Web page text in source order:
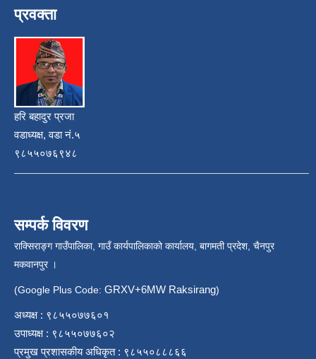
प्रवक्ता
हरि बहादुर प्रजा
वडाध्यक्ष, वडा नं.५
९८५५०७६९४८
सम्पर्क विवरण
राक्सिराङ्ग गाउँपालिका, गाउँ कार्यपालिकाको कार्यालय, बागमती प्रदेश, चैनपुर
मकवानपुर ।
(Google Plus Code: GRXV+6MW Raksirang)
अध्यक्ष : ९८५५०७७६०१
उपाध्यक्ष : ९८५५०७७६०२
प्रमुख प्रशासकीय अधिकृत : ९८५५०८८८६६